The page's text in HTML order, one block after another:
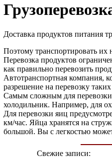
Доставка продуктов питания
Поэтому транспортировать их
Перевозка продуктов
как правильно перевозить
Автотранспортная компания,
разрешение на перевозку
Самым сложным для
холодильник. Например, для
Для перевозки яиц
км/час. Яйца хранятся на
большой. Вы с легкостью
Свежие записи: